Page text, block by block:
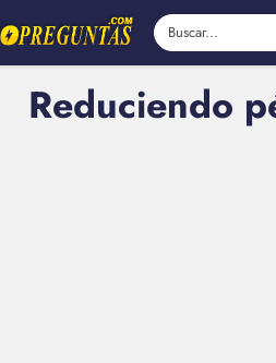
Reduciendo